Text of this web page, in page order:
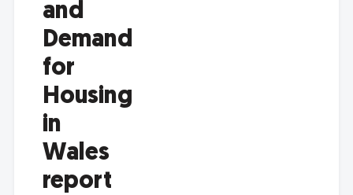
and
Demand
for
Housing
in
Wales
report